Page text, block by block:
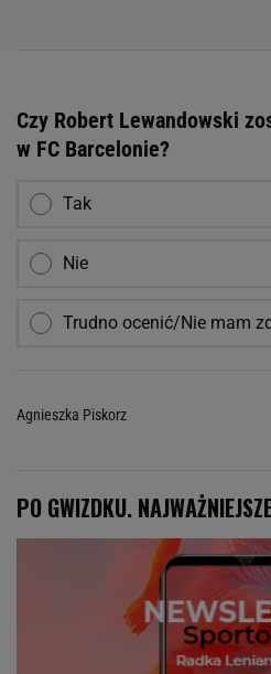
Czy Robert Lewandowski
w FC Barcelonie?
Tak
Nie
Trudno ocenić/Nie mam
Agnieszka Piskorz